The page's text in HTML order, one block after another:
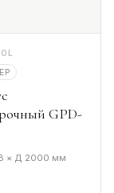
GPD-
× Д 2000 мм